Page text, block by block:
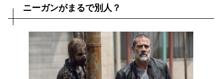
ニーガンがまるで別人？